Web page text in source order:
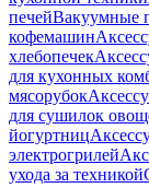
печейВакуумные
кофемашин
хлебопечек
для кухонных
мясорубок
для сушилок
йогуртниц
электрогрилей
ухода за техникой